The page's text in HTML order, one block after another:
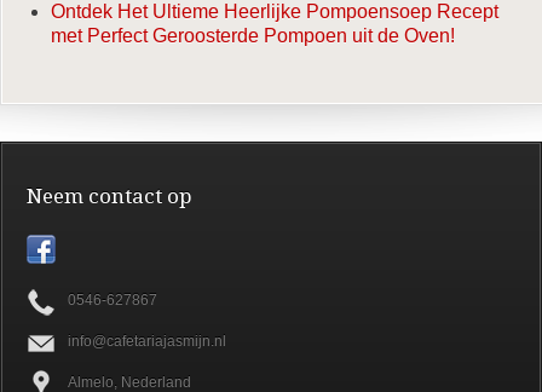
Ontdek Het Ultieme Heerlijke Pompoensoep Recept
met Perfect Geroosterde Pompoen uit de Oven!
Neem contact op
0546-627867
info@cafetariajasmijn.nl
Almelo, Nederland